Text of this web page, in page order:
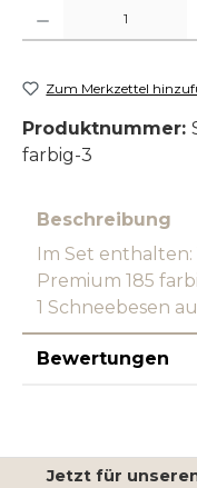
Zum Merkzettel
Produktnummer:
farbig-3
Beschreibung
Im Set enthalten:
Premium 185
1 Schneebesen
Bewertungen
Jetzt für